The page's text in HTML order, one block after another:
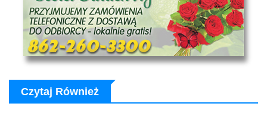
Czytaj Również